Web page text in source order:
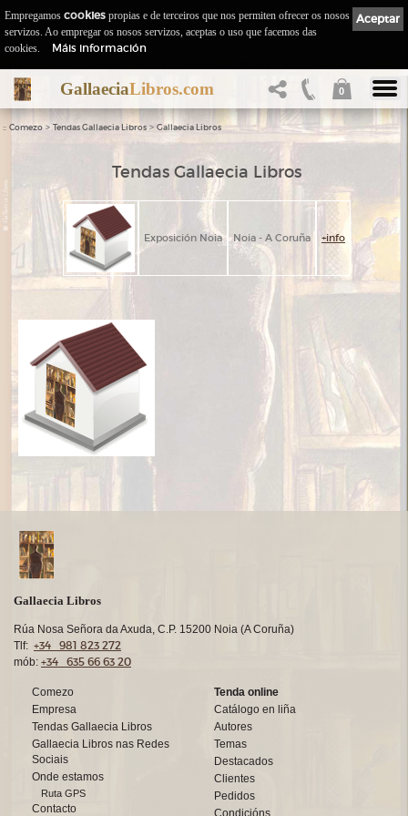
GallaeciaLibros.com 0
:: Comezo > Tendas Gallaecia Libros > Gallaecia Libros
Tendas Gallaecia Libros
Exposición Noia Noia - A Coruña +info
Gallaecia Libros
Rúa Nosa Señora da Axuda, C.P. 15200 Noia (A Coruña)
Tlf: +34 981 823 272
mób: +34 635 66 63 20
Comezo
Empresa
Tendas Gallaecia Libros
Gallaecia Libros nas Redes
Sociais
Onde estamos
Ruta GPS
Contacto
Tenda online
Catálogo en liña
Autores
Temas
Destacados
Clientes
Pedidos
Condicións
Aceptar
Empregamos cookies propias e de terceiros que nos permiten ofrecer os nosos
servizos. Ao empregar os nosos servizos, aceptas o uso que facemos das
cookies.
Máis información